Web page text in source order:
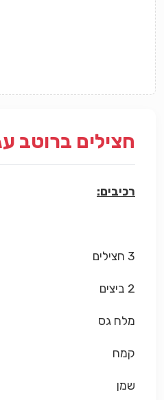
חצילים ברוטב
רכיבים:
3 חצילים
2 ביצים
מלח גס
קמח
שמן